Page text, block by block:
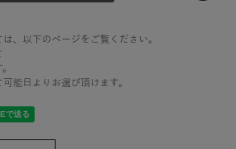
、以下のページをご覧ください。
能日よりお選び頂けます。